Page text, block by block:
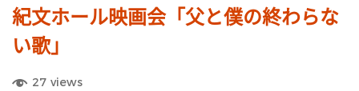
紀文ホール映画会「父と僕の終わらな
い歌」
27 views